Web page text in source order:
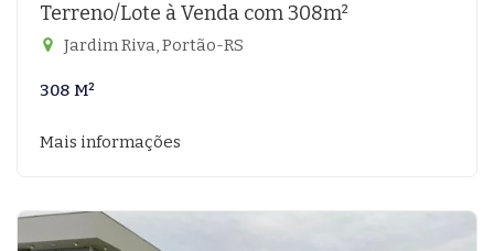
Terreno/Lote à Venda com 308m²
Jardim Riva, Portão-RS
308 M²
Mais informações